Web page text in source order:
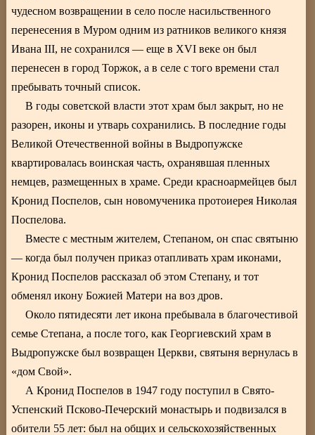
чудесном возвращении в село после насильственного
перенесения в Муром одним из ратников великого князя
Ивана III, не сохранился — еще в XVI веке он был
перенесен в город Торжок, а в селе с того времени стал
пребывать точный список.
В годы советской власти этот храм был закрыт, но не
разорен, иконы и утварь сохранились. В последние годы
Великой Отечественной войны в Выдропужске
квартировалась воинская часть, охранявшая пленных
немцев, размещенных в храме. Среди красноармейцев был
Кронид Поспелов, сын новомученика протоиерея Николая
Поспелова.
Вместе с местным жителем, Степаном, он спас святыню
— когда был получен приказ отапливать храм иконами,
Кронид Поспелов рассказал об этом Степану, и тот
обменял икону Божией Матери на воз дров.
Около пятидесяти лет икона пребывала в благочестивой
семье Степана, а после того, как Георгиевский храм в
Выдропужске был возвращен Церкви, святыня вернулась в
«дом Свой».
А Кронид Поспелов в 1947 году поступил в Свято-
Успенский Псково-Печерский монастырь и подвизался в
обители 55 лет: был на общих и сельскохозяйственных